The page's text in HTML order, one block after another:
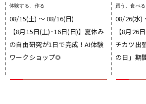
体験する、作る
08/15(土) 〜 08/16(日)
【8月15日(土)･16日(日)】夏休み
の自由研究が1日で完成！AI体験
ワークショップ🌻
買う、食べる
08/26(水)
【8月26
チカツ出
の日」期